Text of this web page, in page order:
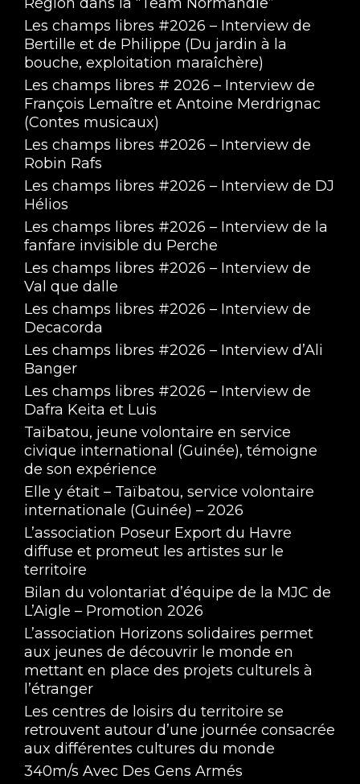
Les champs libres #2026 – Interview de
Bertille et de Philippe (Du jardin à la
bouche, exploitation maraîchère)
Les champs libres # 2026 – Interview de
François Lemaître et Antoine Merdrignac
(Contes musicaux)
Les champs libres #2026 – Interview de
Robin Rafs
Les champs libres #2026 – Interview de DJ
Hélios
Les champs libres #2026 – Interview de la
fanfare invisible du Perche
Les champs libres #2026 – Interview de
Val que dalle
Les champs libres #2026 – Interview de
Decacorda
Les champs libres #2026 – Interview d’Ali
Banger
Les champs libres #2026 – Interview de
Dafra Keita et Luis
Taïbatou, jeune volontaire en service
civique international (Guinée), témoigne
de son expérience
Elle y était – Taïbatou, service volontaire
internationale (Guinée) – 2026
L’association Poseur Export du Havre
diffuse et promeut les artistes sur le
territoire
Bilan du volontariat d’équipe de la MJC de
L’Aigle – Promotion 2026
L’association Horizons solidaires permet
aux jeunes de découvrir le monde en
mettant en place des projets culturels à
l’étranger
Les centres de loisirs du territoire se
retrouvent autour d’une journée consacrée
aux différentes cultures du monde
340m/s Avec Des Gens Armés